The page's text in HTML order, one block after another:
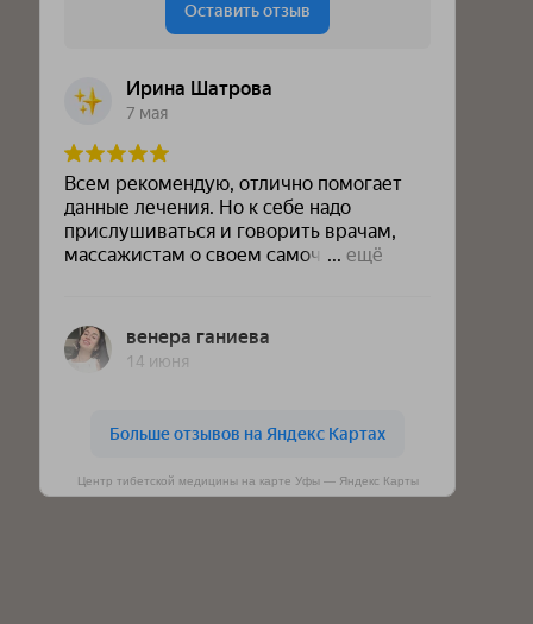
Центр тибетской медицины на карте Уфы — Яндекс Карты